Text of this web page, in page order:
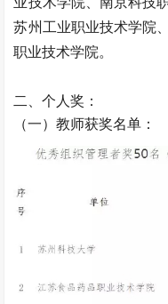
苏州工业职业技术学院
职业技术学院。
二、个人奖：
（一）教师获奖名单：